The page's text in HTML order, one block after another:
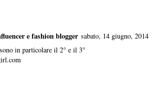
e fashion blogger sabato, 14 giugno, 2014
in particolare il 2° e il 3°